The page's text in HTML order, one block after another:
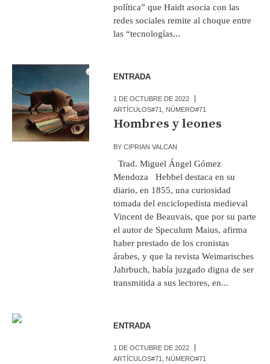
política” que Haidt asocia con las
redes sociales remite al choque entre
las “tecnologías...
ENTRADA
1 DE OCTUBRE DE 2022
ARTÍCULOS#71
NÚMERO#71
Hombres y leones
BYCIPRIAN VALCAN
Trad. Miguel Ángel Gómez
Mendoza Hebbel destaca en su
diario, en 1855, una curiosidad
tomada del enciclopedista medieval
Vincent de Beauvais, que por su parte
el autor de Speculum Maius, afirma
haber prestado de los cronistas
árabes, y que la revista Weimarisches
Jahrbuch, había juzgado digna de ser
transmitida a sus lectores, en...
ENTRADA
1 DE OCTUBRE DE 2022
ARTÍCULOS#71
NÚMERO#71